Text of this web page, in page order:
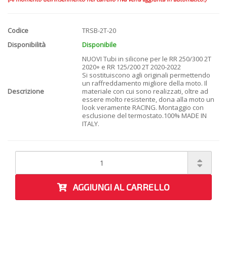
Codice
TRSB-2T-20
Disponibilità
Disponibile
Descrizione
NUOVI Tubi in silicone per le RR 250/300 2T
2020+ e RR 125/200 2T 2020-2022
Si sostituiscono agli originali permettendo
un raffreddamento migliore della moto. Il
materiale con cui sono realizzati, oltre ad
essere molto resistente, dona alla moto un
look veramente RACING. Montaggio con
esclusione del termostato.100% MADE IN
ITALY.
AGGIUNGI AL CARRELLO